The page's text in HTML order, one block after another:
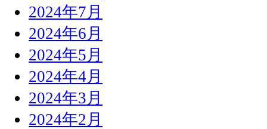
2024年7月
2024年6月
2024年5月
2024年4月
2024年3月
2024年2月